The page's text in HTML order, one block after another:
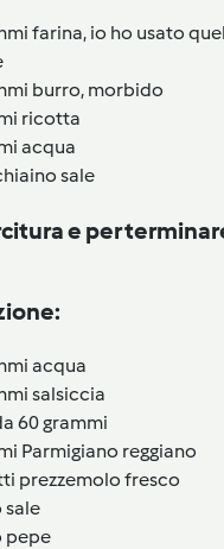
farina, io ho usato
burro, morbido
ricotta
acqua
sale
e per
acqua
salsiccia
60 grammi
Parmigiano reggiano
prezzemolo fresco
sale
pepe